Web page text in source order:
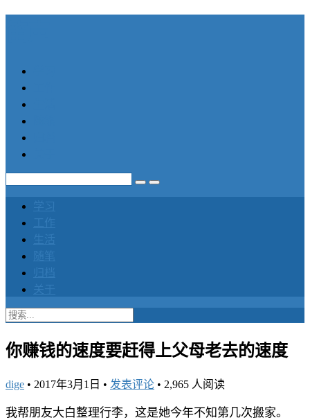
你赚钱的速度要赶得上父母老去的速度
dige • 2017年3月1日 • 发表评论 • 2,965 人阅读
我帮朋友大白整理行李，这是她今年不知第几次搬家。